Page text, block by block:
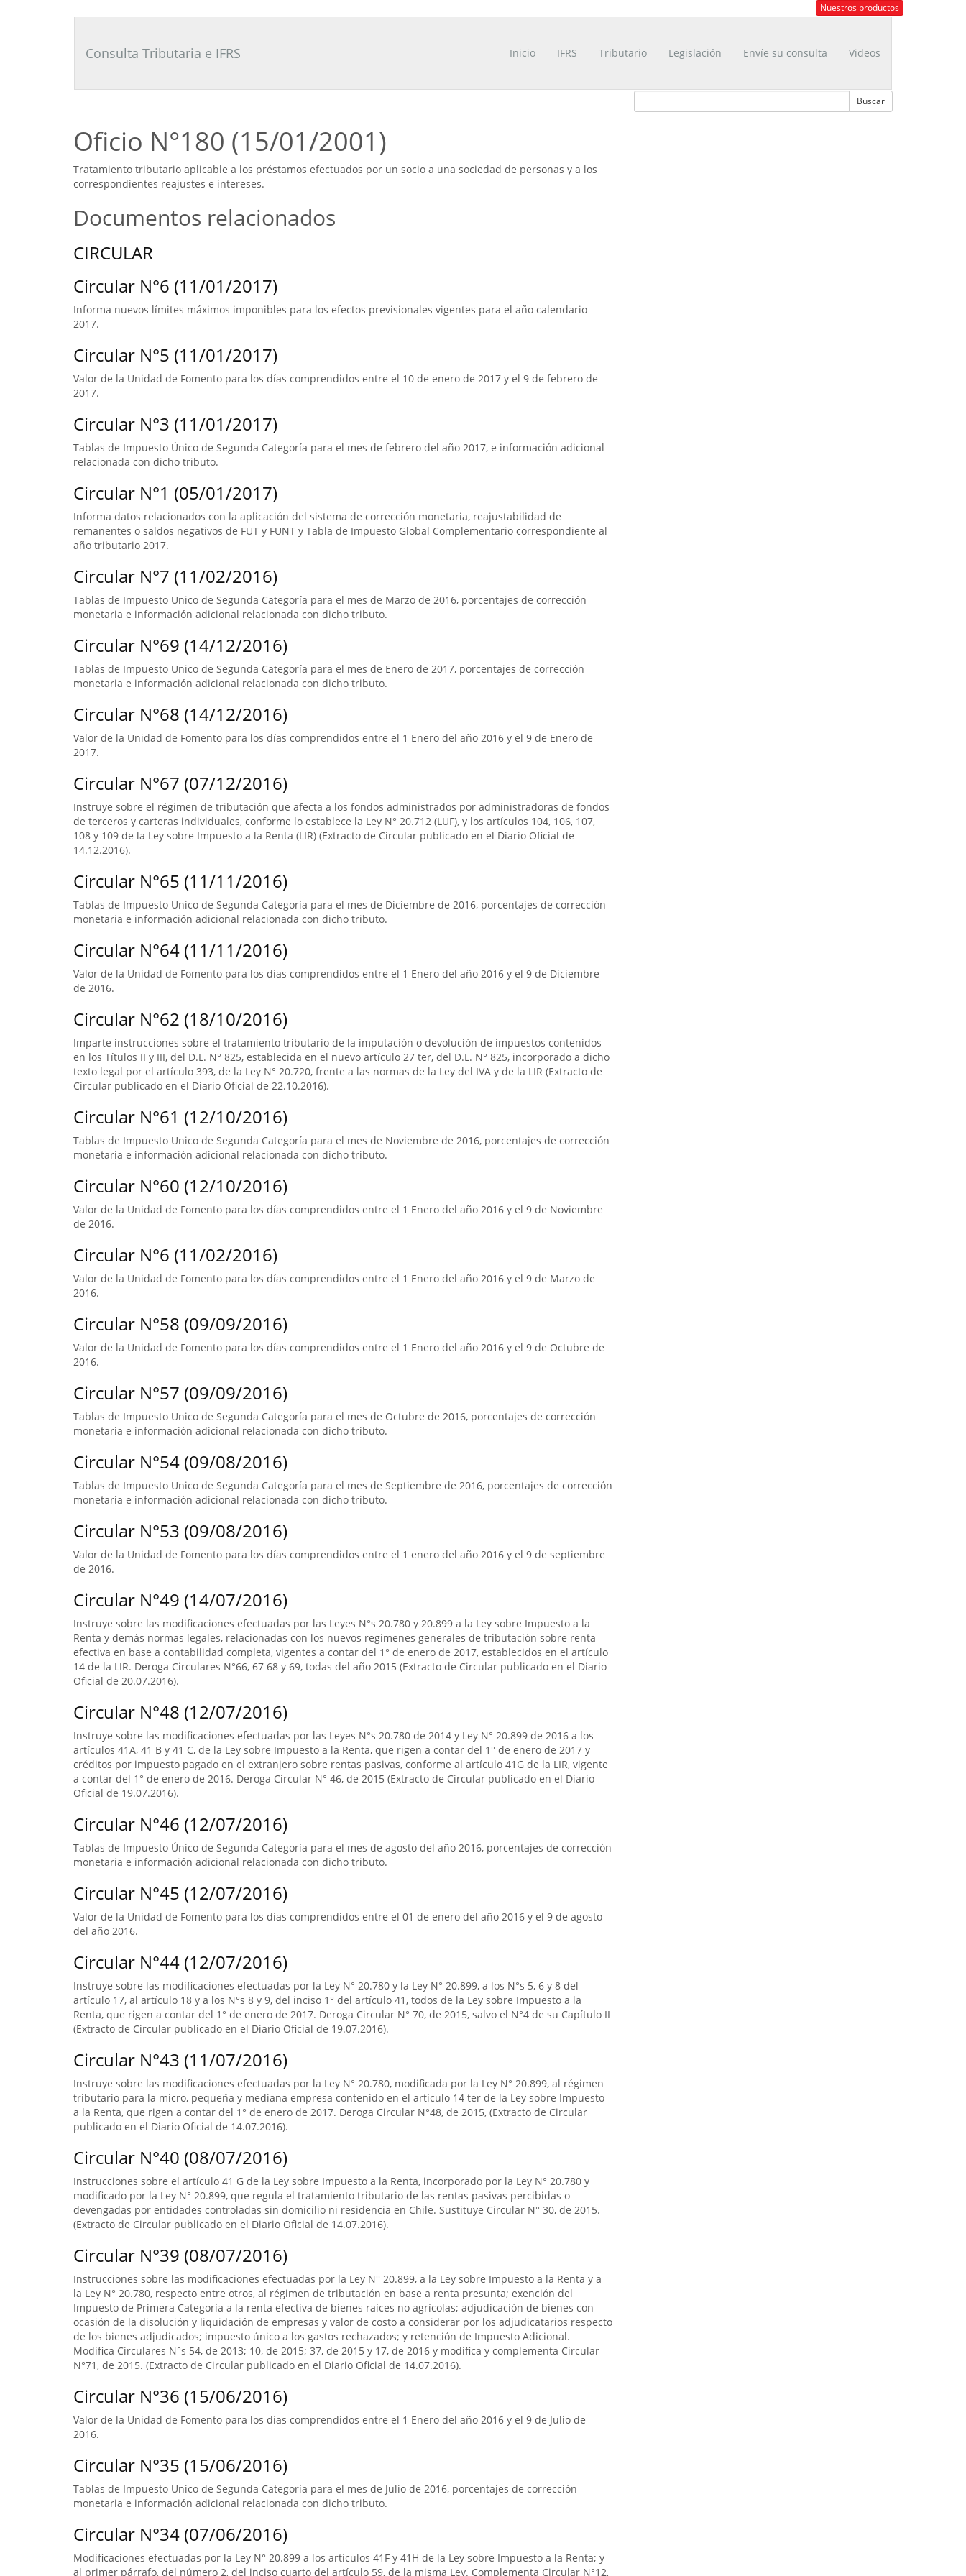
Tributario
Nuestros productos
Consulta Tributaria e IFRS Inicio IFRS Tributario Legislación Envíe su consulta Videos
Oficio N°180 (15/01/2001)
Tratamiento tributario aplicable a los préstamos efectuados por un socio a una sociedad de personas y a los
correspondientes reajustes e intereses.
Documentos relacionados
CIRCULAR
Circular N°6 (11/01/2017)
Informa nuevos límites máximos imponibles para los efectos previsionales vigentes para el año calendario
2017.
Circular N°5 (11/01/2017)
Valor de la Unidad de Fomento para los días comprendidos entre el 10 de enero de 2017 y el 9 de febrero de
2017.
Circular N°3 (11/01/2017)
Tablas de Impuesto Único de Segunda Categoría para el mes de febrero del año 2017, e información adicional
relacionada con dicho tributo.
Circular N°1 (05/01/2017)
Informa datos relacionados con la aplicación del sistema de corrección monetaria, reajustabilidad de
remanentes o saldos negativos de FUT y FUNT y Tabla de Impuesto Global Complementario correspondiente al
año tributario 2017.
Circular N°7 (11/02/2016)
Tablas de Impuesto Unico de Segunda Categoría para el mes de Marzo de 2016, porcentajes de corrección
monetaria e información adicional relacionada con dicho tributo.
Circular N°69 (14/12/2016)
Tablas de Impuesto Unico de Segunda Categoría para el mes de Enero de 2017, porcentajes de corrección
monetaria e información adicional relacionada con dicho tributo.
Circular N°68 (14/12/2016)
Valor de la Unidad de Fomento para los días comprendidos entre el 1 Enero del año 2016 y el 9 de Enero de
2017.
Circular N°67 (07/12/2016)
Instruye sobre el régimen de tributación que afecta a los fondos administrados por administradoras de fondos
de terceros y carteras individuales, conforme lo establece la Ley N° 20.712 (LUF), y los artículos 104, 106, 107,
108 y 109 de la Ley sobre Impuesto a la Renta (LIR) (Extracto de Circular publicado en el Diario Oficial de
14.12.2016).
Circular N°65 (11/11/2016)
Tablas de Impuesto Unico de Segunda Categoría para el mes de Diciembre de 2016, porcentajes de corrección
monetaria e información adicional relacionada con dicho tributo.
Circular N°64 (11/11/2016)
Valor de la Unidad de Fomento para los días comprendidos entre el 1 Enero del año 2016 y el 9 de Diciembre
de 2016.
Circular N°62 (18/10/2016)
Imparte instrucciones sobre el tratamiento tributario de la imputación o devolución de impuestos contenidos
en los Títulos II y III, del D.L. N° 825, establecida en el nuevo artículo 27 ter, del D.L. N° 825, incorporado a dicho
texto legal por el artículo 393, de la Ley N° 20.720, frente a las normas de la Ley del IVA y de la LIR (Extracto de
Circular publicado en el Diario Oficial de 22.10.2016).
Circular N°61 (12/10/2016)
Tablas de Impuesto Unico de Segunda Categoría para el mes de Noviembre de 2016, porcentajes de corrección
monetaria e información adicional relacionada con dicho tributo.
Circular N°60 (12/10/2016)
Valor de la Unidad de Fomento para los días comprendidos entre el 1 Enero del año 2016 y el 9 de Noviembre
de 2016.
Circular N°6 (11/02/2016)
Valor de la Unidad de Fomento para los días comprendidos entre el 1 Enero del año 2016 y el 9 de Marzo de
2016.
Circular N°58 (09/09/2016)
Valor de la Unidad de Fomento para los días comprendidos entre el 1 Enero del año 2016 y el 9 de Octubre de
2016.
Circular N°57 (09/09/2016)
Tablas de Impuesto Unico de Segunda Categoría para el mes de Octubre de 2016, porcentajes de corrección
monetaria e información adicional relacionada con dicho tributo.
Circular N°54 (09/08/2016)
Tablas de Impuesto Unico de Segunda Categoría para el mes de Septiembre de 2016, porcentajes de corrección
monetaria e información adicional relacionada con dicho tributo.
Circular N°53 (09/08/2016)
Valor de la Unidad de Fomento para los días comprendidos entre el 1 enero del año 2016 y el 9 de septiembre
de 2016.
Circular N°49 (14/07/2016)
Instruye sobre las modificaciones efectuadas por las Leyes N°s 20.780 y 20.899 a la Ley sobre Impuesto a la
Renta y demás normas legales, relacionadas con los nuevos regímenes generales de tributación sobre renta
efectiva en base a contabilidad completa, vigentes a contar del 1° de enero de 2017, establecidos en el artículo
14 de la LIR. Deroga Circulares N°66, 67 68 y 69, todas del año 2015 (Extracto de Circular publicado en el Diario
Oficial de 20.07.2016).
Circular N°48 (12/07/2016)
Instruye sobre las modificaciones efectuadas por las Leyes N°s 20.780 de 2014 y Ley N° 20.899 de 2016 a los
artículos 41A, 41 B y 41 C, de la Ley sobre Impuesto a la Renta, que rigen a contar del 1° de enero de 2017 y
créditos por impuesto pagado en el extranjero sobre rentas pasivas, conforme al artículo 41G de la LIR, vigente
a contar del 1° de enero de 2016. Deroga Circular N° 46, de 2015 (Extracto de Circular publicado en el Diario
Oficial de 19.07.2016).
Circular N°46 (12/07/2016)
Tablas de Impuesto Único de Segunda Categoría para el mes de agosto del año 2016, porcentajes de corrección
monetaria e información adicional relacionada con dicho tributo.
Circular N°45 (12/07/2016)
Valor de la Unidad de Fomento para los días comprendidos entre el 01 de enero del año 2016 y el 9 de agosto
del año 2016.
Circular N°44 (12/07/2016)
Instruye sobre las modificaciones efectuadas por la Ley N° 20.780 y la Ley N° 20.899, a los N°s 5, 6 y 8 del
artículo 17, al artículo 18 y a los N°s 8 y 9, del inciso 1° del artículo 41, todos de la Ley sobre Impuesto a la
Renta, que rigen a contar del 1° de enero de 2017. Deroga Circular N° 70, de 2015, salvo el N°4 de su Capítulo II
(Extracto de Circular publicado en el Diario Oficial de 19.07.2016).
Circular N°43 (11/07/2016)
Instruye sobre las modificaciones efectuadas por la Ley N° 20.780, modificada por la Ley N° 20.899, al régimen
tributario para la micro, pequeña y mediana empresa contenido en el artículo 14 ter de la Ley sobre Impuesto
a la Renta, que rigen a contar del 1° de enero de 2017. Deroga Circular N°48, de 2015, (Extracto de Circular
publicado en el Diario Oficial de 14.07.2016).
Circular N°40 (08/07/2016)
Instrucciones sobre el artículo 41 G de la Ley sobre Impuesto a la Renta, incorporado por la Ley N° 20.780 y
modificado por la Ley N° 20.899, que regula el tratamiento tributario de las rentas pasivas percibidas o
devengadas por entidades controladas sin domicilio ni residencia en Chile. Sustituye Circular N° 30, de 2015.
(Extracto de Circular publicado en el Diario Oficial de 14.07.2016).
Circular N°39 (08/07/2016)
Instrucciones sobre las modificaciones efectuadas por la Ley N° 20.899, a la Ley sobre Impuesto a la Renta y a
la Ley N° 20.780, respecto entre otros, al régimen de tributación en base a renta presunta; exención del
Impuesto de Primera Categoría a la renta efectiva de bienes raíces no agrícolas; adjudicación de bienes con
ocasión de la disolución y liquidación de empresas y valor de costo a considerar por los adjudicatarios respecto
de los bienes adjudicados; impuesto único a los gastos rechazados; y retención de Impuesto Adicional.
Modifica Circulares N°s 54, de 2013; 10, de 2015; 37, de 2015 y 17, de 2016 y modifica y complementa Circular
N°71, de 2015. (Extracto de Circular publicado en el Diario Oficial de 14.07.2016).
Circular N°36 (15/06/2016)
Valor de la Unidad de Fomento para los días comprendidos entre el 1 Enero del año 2016 y el 9 de Julio de
2016.
Circular N°35 (15/06/2016)
Tablas de Impuesto Unico de Segunda Categoría para el mes de Julio de 2016, porcentajes de corrección
monetaria e información adicional relacionada con dicho tributo.
Circular N°34 (07/06/2016)
Modificaciones efectuadas por la Ley N° 20.899 a los artículos 41F y 41H de la Ley sobre Impuesto a la Renta; y
al primer párrafo, del número 2, del inciso cuarto del artículo 59, de la misma Ley. Complementa Circular N°12,